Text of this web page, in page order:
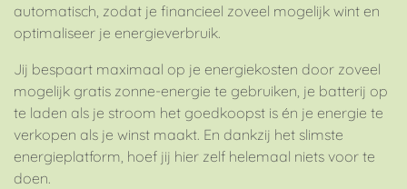
automatisch, zodat je financieel zoveel mogelijk wint en
optimaliseer je energieverbruik.
Jij bespaart maximaal op je energiekosten door zoveel
mogelijk gratis zonne-energie te gebruiken, je batterij op
te laden als je stroom het goedkoopst is én je energie te
verkopen als je winst maakt. En dankzij het slimste
energieplatform, hoef jij hier zelf helemaal niets voor te
doen.